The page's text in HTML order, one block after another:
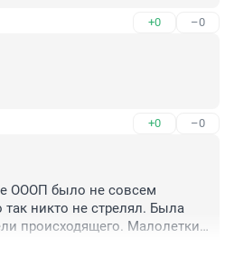
+0 –0
+0 –0
ОООП было не совсем
никто не стрелял. Была
происходящего. Малолетки